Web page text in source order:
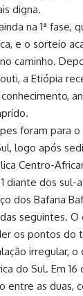
digna.
na 1ª fase,
e o sorteio
caminho.
a Etiópia
foram para
logo após
Centro-
diante dos sul-
dos Bafana
seguintes. O
os pontos do
irregular, o
do Sul. Em 16
entre as duas,